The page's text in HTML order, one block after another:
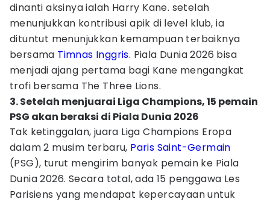
dinanti aksinya ialah Harry Kane. setelah
menunjukkan kontribusi apik di level klub, ia
dituntut menunjukkan kemampuan terbaiknya
bersama Timnas Inggris. Piala Dunia 2026 bisa
menjadi ajang pertama bagi Kane mengangkat
trofi bersama The Three Lions.
3. Setelah menjuarai Liga Champions, 15 pemain
PSG akan beraksi di Piala Dunia 2026
Tak ketinggalan, juara Liga Champions Eropa
dalam 2 musim terbaru, Paris Saint-Germain
(PSG), turut mengirim banyak pemain ke Piala
Dunia 2026. Secara total, ada 15 penggawa Les
Parisiens yang mendapat kepercayaan untuk